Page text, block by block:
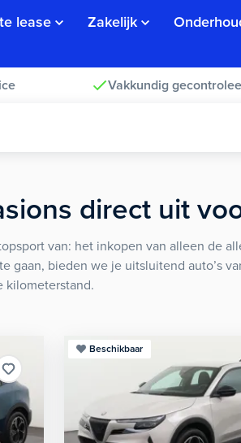
lease Zakelijk
Vakkundig
direct uit
van: het inkopen van alleen de
gaan, bieden we je uitsluitend auto’s
kilometerstand.
Beschikbaar